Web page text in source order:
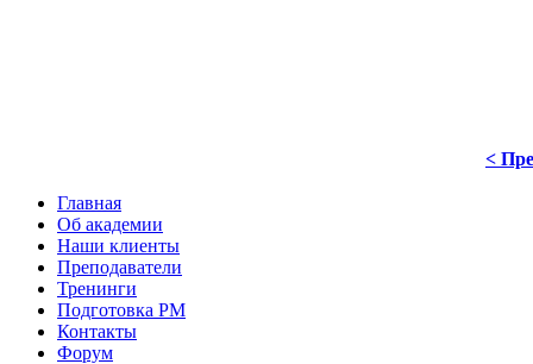
<
Главная
Об академии
Наши клиенты
Преподаватели
Тренинги
Подготовка PM
Контакты
Форум